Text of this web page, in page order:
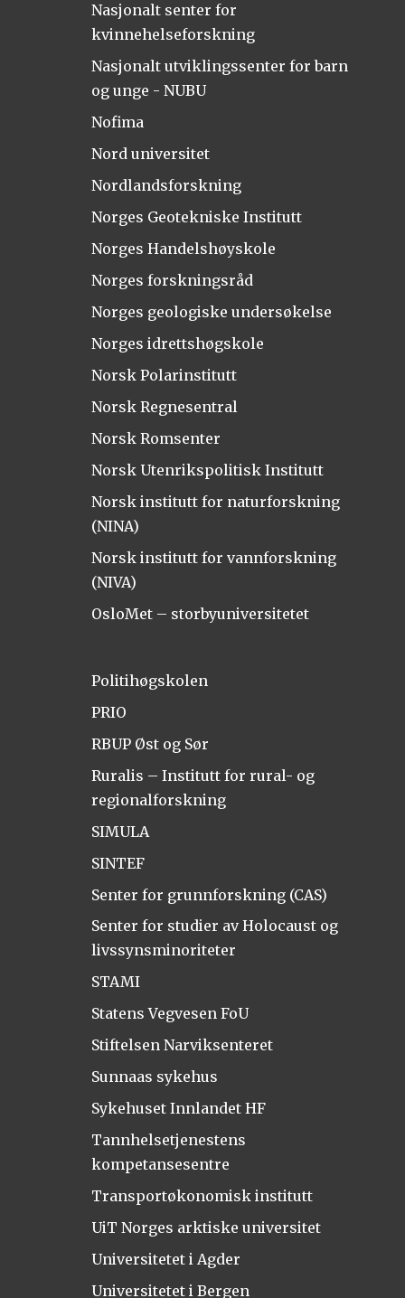
Nasjonalt senter for
kvinnehelseforskning
Nasjonalt utviklingssenter for barn
og unge - NUBU
Nofima
Nord universitet
Nordlandsforskning
Norges Geotekniske Institutt
Norges Handelshøyskole
Norges forskningsråd
Norges geologiske undersøkelse
Norges idrettshøgskole
Norsk Polarinstitutt
Norsk Regnesentral
Norsk Romsenter
Norsk Utenrikspolitisk Institutt
Norsk institutt for naturforskning
(NINA)
Norsk institutt for vannforskning
(NIVA)
OsloMet – storbyuniversitetet
Politihøgskolen
PRIO
RBUP Øst og Sør
Ruralis – Institutt for rural- og
regionalforskning
SIMULA
SINTEF
Senter for grunnforskning (CAS)
Senter for studier av Holocaust og
livssynsminoriteter
STAMI
Statens Vegvesen FoU
Stiftelsen Narviksenteret
Sunnaas sykehus
Sykehuset Innlandet HF
Tannhelsetjenestens
kompetansesentre
Transportøkonomisk institutt
UiT Norges arktiske universitet
Universitetet i Agder
Universitetet i Bergen